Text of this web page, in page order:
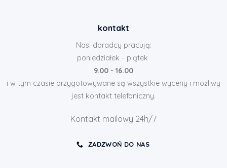
kontakt
Nasi doradcy pracują:
poniedziałek - piątek
9.00 - 16.00
i w tym czasie przygotowywane są wszystkie wyceny i możliwy
jest kontakt telefoniczny.
Kontakt mailowy 24h/7
ZADZWOŃ DO NAS